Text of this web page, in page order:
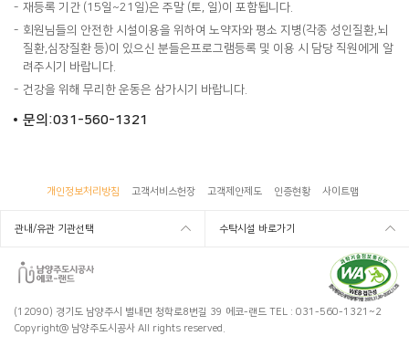
재등록 기간 (15일~21일)은 주말 (토, 일)이 포함됩니다.
회원님들의 안전한 시설이용을 위하여 노약자와 평소 지병(각종 성인질환,뇌
질환,심장질환 등)이 있으신 분들은프로그램등록 및 이용 시 담당 직원에게 알
려주시기 바랍니다.
건강을 위해 무리한 운동은 삼가시기 바랍니다.
문의:031-560-1321
개인정보처리방침 고객서비스헌장 고객제안제도 인증현황 사이트맵
관내/유관 기관선택 수탁시설 바로가기
(12090) 경기도 남양주시 별내면 청학로8번길 39 에코-랜드 TEL : 031-560-1321~2
Copyright@ 남양주도시공사 All rights reserved.